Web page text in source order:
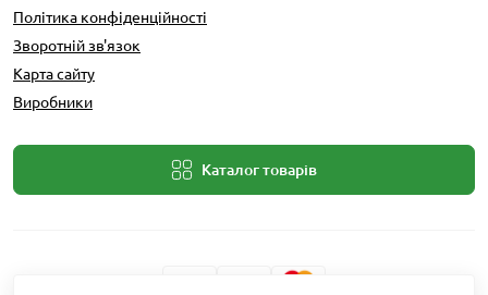
Політика конфіденційності
Зворотній зв'язок
Карта сайту
Виробники
Каталог товарів